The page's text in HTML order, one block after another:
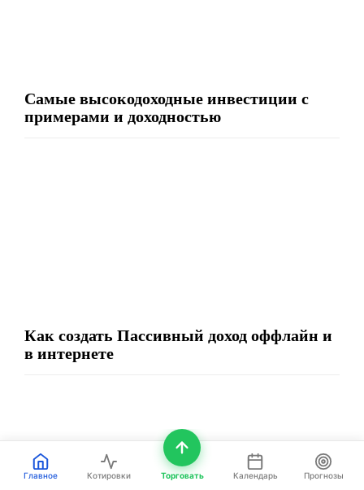
Самые высокодоходные инвестиции с
примерами и доходностью
Как создать Пассивный доход оффлайн и
в интернете
Главное Котировки Торговать Календарь Прогнозы